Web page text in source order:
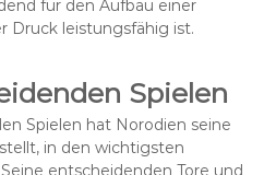
für den Aufbau einer
Druck leistungsfähig ist.
Spielen
Spielen hat Norodien seine
in den wichtigsten
entscheidenden Tore und